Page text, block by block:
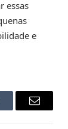
essas
e
Email